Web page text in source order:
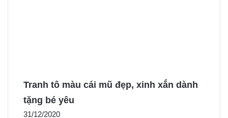
Tranh tô màu cái mũ đẹp, xinh xắn dành
tặng bé yêu
31/12/2020